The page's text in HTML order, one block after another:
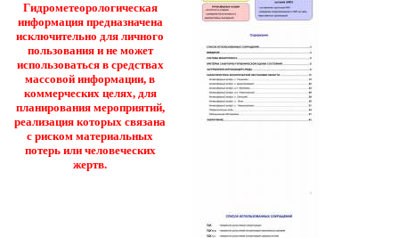
Гидрометеорологическая
информация предназначена
исключительно для личного
пользования и не может
использоваться в средствах
массовой информации, в
коммерческих целях, для
планирования мероприятий,
реализация которых связана
с риском материальных
потерь или человеческих
жертв.